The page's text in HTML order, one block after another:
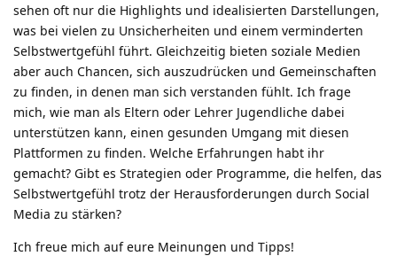
sehen oft nur die Highlights und idealisierten Darstellungen,
was bei vielen zu Unsicherheiten und einem verminderten
Selbstwertgefühl führt. Gleichzeitig bieten soziale Medien
aber auch Chancen, sich auszudrücken und Gemeinschaften
zu finden, in denen man sich verstanden fühlt. Ich frage
mich, wie man als Eltern oder Lehrer Jugendliche dabei
unterstützen kann, einen gesunden Umgang mit diesen
Plattformen zu finden. Welche Erfahrungen habt ihr
gemacht? Gibt es Strategien oder Programme, die helfen, das
Selbstwertgefühl trotz der Herausforderungen durch Social
Media zu stärken?
Ich freue mich auf eure Meinungen und Tipps!